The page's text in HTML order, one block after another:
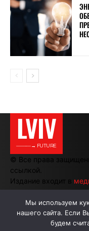
LVIV
———→ FUTURE
© Все права
ссылкой.
Издание входит в
Мы используем
нашего сайта. Если
будем